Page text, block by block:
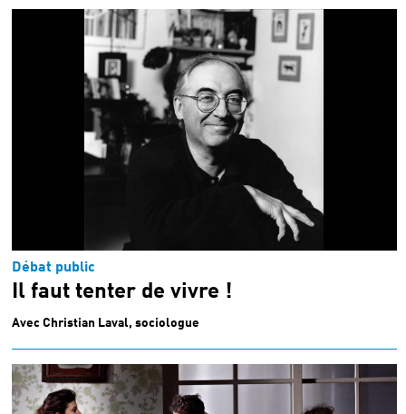
Débat public
Il faut tenter de vivre !
Avec Christian Laval, sociologue